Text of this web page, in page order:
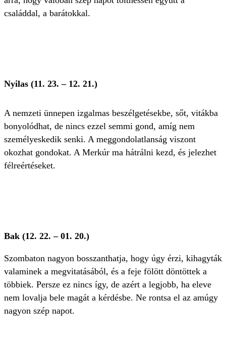
családdal, a barátokkal.
Nyilas (11. 23. – 12. 21.)
A nemzeti ünnepen izgalmas beszélgetésekbe, sőt, vitákba
bonyolódhat, de nincs ezzel semmi gond, amíg nem
személyeskedik senki. A meggondolatlanság viszont
okozhat gondokat. A Merkúr ma hátrálni kezd, és jelezhet
félreértéseket.
Bak (12. 22. – 01. 20.)
Szombaton nagyon bosszanthatja, hogy úgy érzi, kihagyták
valaminek a megvitatásából, és a feje fölött döntöttek a
többiek. Persze ez nincs így, de azért a legjobb, ha eleve
nem lovalja bele magát a kérdésbe. Ne rontsa el az amúgy
nagyon szép napot.